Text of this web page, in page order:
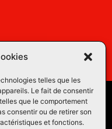
telles que les
Le fait de consentir
que le comportement
consentir ou de retirer son
et fonctions.